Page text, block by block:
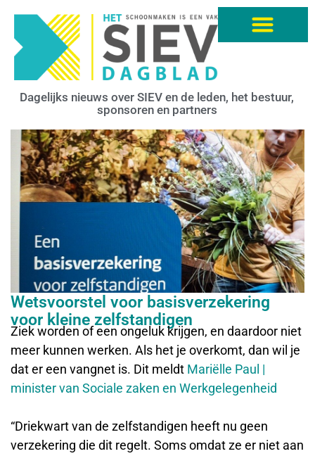
Dagelijks nieuws over SIEV en de leden, het bestuur,
sponsoren en partners
Wetsvoorstel voor basisverzekering
voor kleine zelfstandigen
Ziek worden of een ongeluk krijgen, en daardoor niet
meer kunnen werken. Als het je overkomt, dan wil je
dat er een vangnet is. Dit meldt Mariëlle Paul |
minister van Sociale zaken en Werkgelegenheid
“Driekwart van de zelfstandigen heeft nu geen
verzekering die dit regelt. Soms omdat ze er niet aan